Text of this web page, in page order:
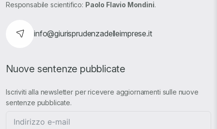
Responsabile scientifico: Paolo Flavio Mondini.
info@giurisprudenzadelleimprese.it
Nuove sentenze pubblicate
Iscriviti alla newsletter per ricevere aggiornamenti sulle nuove
sentenze pubblicate.